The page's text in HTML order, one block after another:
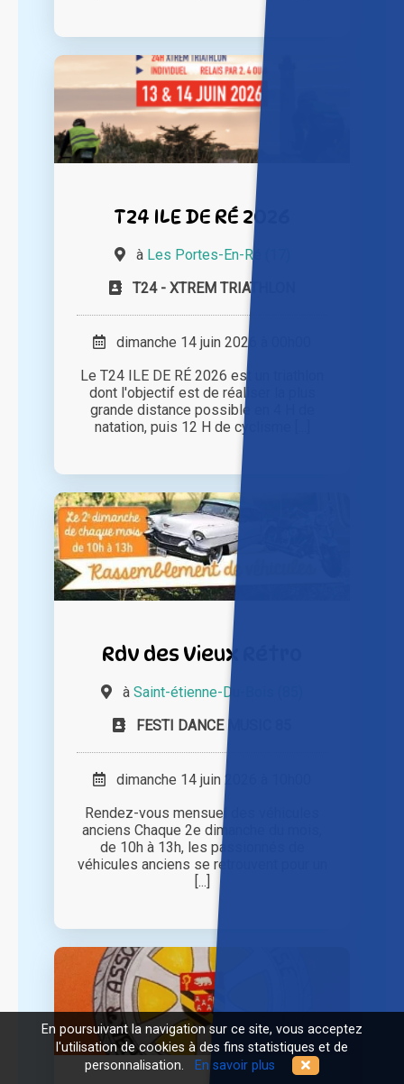
T24 ILE DE RÉ 2026
à Les Portes-En-Ré (17)
T24 - XTREM TRIATHLON
dimanche 14 juin 2026 à 00h00
Le T24 ILE DE RÉ 2026 est un triathlon
dont l'objectif est de réaliser la plus
grande distance possible en 4 H de
natation, puis 12 H de cyclisme [...]
Rdv des Vieux Rétro
à Saint-étienne-Du-Bois (85)
FESTI DANCE MUSIC 85
dimanche 14 juin 2026 à 10h00
Rendez-vous mensuel des véhicules
anciens Chaque 2e dimanche du mois,
de 10h à 13h, les passionnés de
véhicules anciens se retrouvent pour un
[...]
En poursuivant la navigation sur ce site, vous acceptez
l'utilisation de cookies à des fins statistiques et de
personnalisation.
En savoir plus